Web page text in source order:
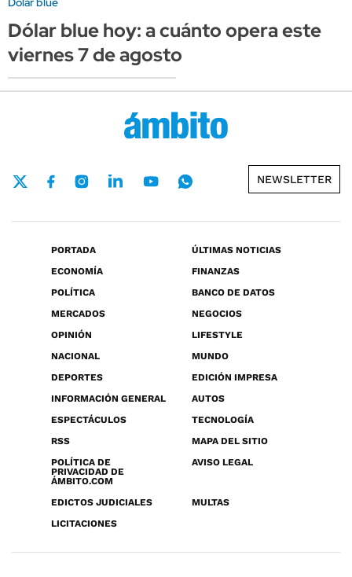
Dólar blue hoy: a cuánto opera este
viernes 7 de agosto
NEWSLETTER
PORTADA
ÚLTIMAS NOTICIAS
ECONOMÍA
FINANZAS
POLÍTICA
BANCO DE DATOS
MERCADOS
NEGOCIOS
OPINIÓN
LIFESTYLE
NACIONAL
MUNDO
DEPORTES
EDICIÓN IMPRESA
INFORMACIÓN GENERAL
AUTOS
ESPECTÁCULOS
TECNOLOGÍA
RSS
MAPA DEL SITIO
POLÍTICA DE
PRIVACIDAD DE
ÁMBITO.COM
AVISO LEGAL
EDICTOS JUDICIALES
MULTAS
LICITACIONES